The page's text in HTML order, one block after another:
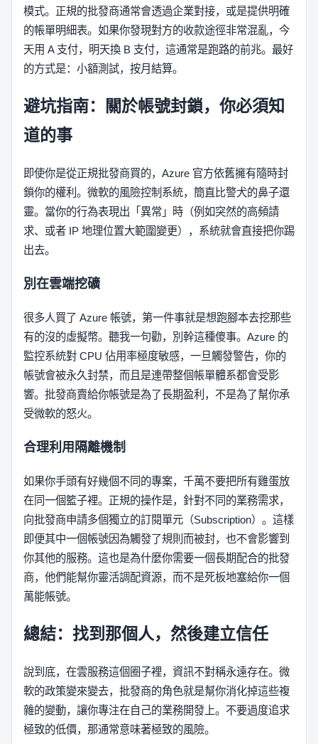
模式。正規的批發商通常會透過企業對接，或是提供明確
的帳單明細表。如果你發現對方的收款途徑非常混亂，今
天用 A 支付，明天換 B 支付，這通常是跑路的前兆。最好
的方式是：小額測試，按月結算。
避坑指南：關於帳號封鎖，你必須知
道的事
即使你是從正規批發商買的，Azure 官方依舊擁有隨時封
鎖你的權利。微軟的風險控制系統，簡直比警犬的鼻子還
靈。當你的行為表現出「異常」時（例如突然的高頻請
求、或者 IP 地理位置大範圍變更），系統就會直接把你踢
出去。
別在雲端挖礦
很多人買了 Azure 帳號，第一件事就是想跑腳本去挖那些
有的沒的虛擬幣。聽我一句勸，別幹這種傻事。Azure 的
監控系統對 CPU 佔用率極度敏感，一旦觸發警告，你的
帳號會被永久封禁，而且是連帶整個帳單體系都會受影
響。批發商賣給你帳號是為了長期盈利，不是為了幫你承
受微軟的怒火。
合理利用隔離機制
如果你手頭有好幾個不同的專案，千萬不要把所有雞蛋放
在同一個籃子裡。正規的操作是，針對不同的業務需求，
向批發商申請多個獨立的訂閱單元（Subscription）。這樣
即便其中一個帳號因為觸發了規則而被封，也不會影響到
你其他的服務。這也是為什麼你需要一個長期配合的批發
商，他們能幫你靈活調配資源，而不是死板地塞給你一個
萬能帳號。
總結：找到那個人，然後建立信任
說到底，在雲服務這個圈子裡，資訊不對稱永遠存在。微
軟的政策變來變去，批發商的角色就是幫你消化掉這些複
雜的變動，讓你專注在自己的業務開發上。不要過度追求
極致的低價，那通常意味著極致的風險。